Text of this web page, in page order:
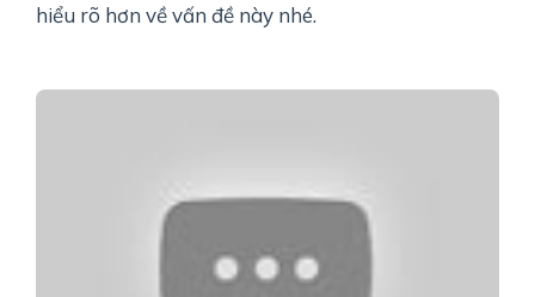
hiểu rõ hơn về vấn đề này nhé.